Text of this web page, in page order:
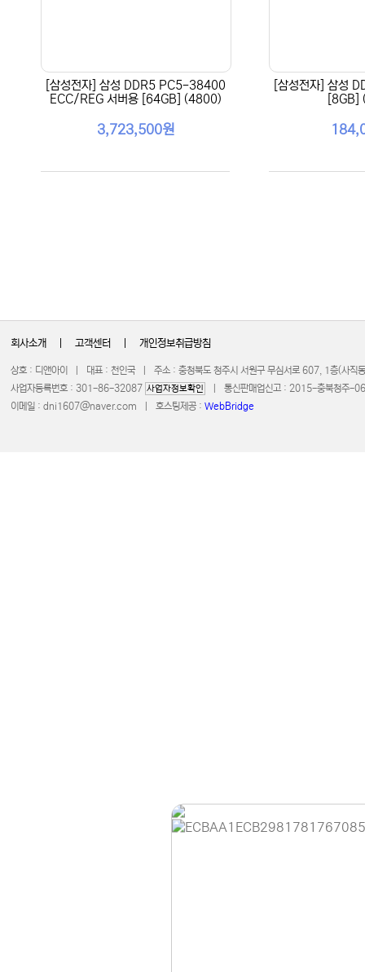
[삼성전자] 삼성 DDR5 PC5-38400
ECC/REG 서버용 [64GB] (4800)
3,723,500원
[삼성전자] 삼성
[8GB]
회사소개 고객센터 개인정보취급방침
상호 : 디앤아이 | 대표 : 천인국 | 주소 : 충청북도 청주시 서원구 무심서로 607, 1층(사직
사업자등록번호 : 301-86-32087 사업자정보확인
| 통신판매업신고 : 2015-충북청
이메일 : dni1607@naver.com | 호스팅제공 : WebBridge